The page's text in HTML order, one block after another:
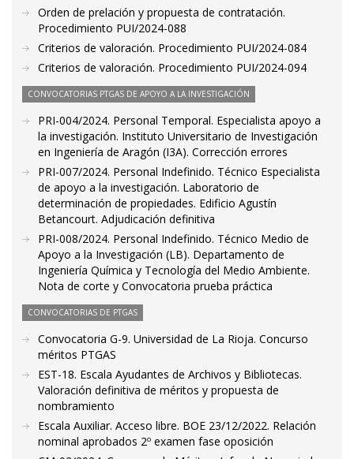
Orden de prelación y propuesta de contratación.
Procedimiento PUI/2024-088
Criterios de valoración. Procedimiento PUI/2024-084
Criterios de valoración. Procedimiento PUI/2024-094
CONVOCATORIAS PTGAS DE APOYO A LA INVESTIGACIÓN
PRI-004/2024. Personal Temporal. Especialista apoyo a
la investigación. Instituto Universitario de Investigación
en Ingeniería de Aragón (I3A). Corrección errores
PRI-007/2024. Personal Indefinido. Técnico Especialista
de apoyo a la investigación. Laboratorio de
determinación de propiedades. Edificio Agustín
Betancourt. Adjudicación definitiva
PRI-008/2024. Personal Indefinido. Técnico Medio de
Apoyo a la Investigación (LB). Departamento de
Ingeniería Química y Tecnología del Medio Ambiente.
Nota de corte y Convocatoria prueba práctica
CONVOCATORIAS DE PTGAS
Convocatoria G-9. Universidad de La Rioja. Concurso
méritos PTGAS
EST-18. Escala Ayudantes de Archivos y Bibliotecas.
Valoración definitiva de méritos y propuesta de
nombramiento
Escala Auxiliar. Acceso libre. BOE 23/12/2022. Relación
nominal aprobados 2º examen fase oposición